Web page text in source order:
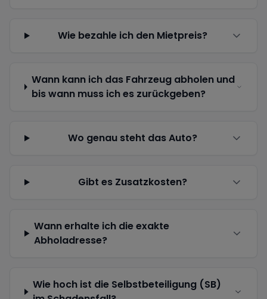
Wie bezahle ich den Mietpreis?
Wann kann ich das Fahrzeug abholen und
bis wann muss ich es zurückgeben?
Wo genau steht das Auto?
Gibt es Zusatzkosten?
Wann erhalte ich die exakte
Abholadresse?
Wie hoch ist die Selbstbeteiligung (SB)